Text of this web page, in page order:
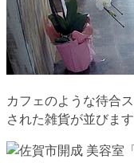
カフェのような待合
された雑貨が並びます